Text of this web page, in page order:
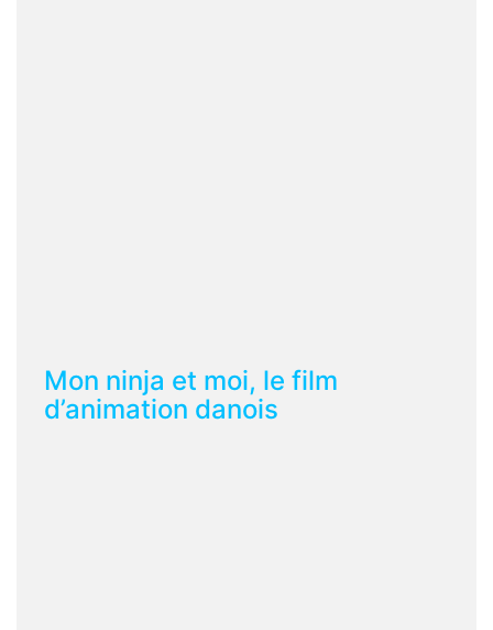
Mon ninja et moi, le film
d’animation danois